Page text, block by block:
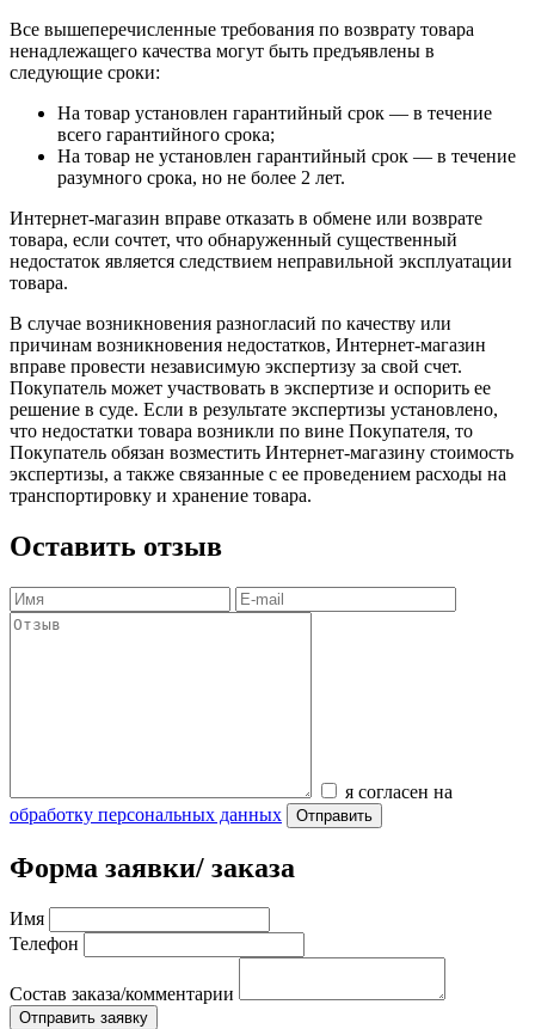
Все вышеперечисленные требования по возврату товара
ненадлежащего качества могут быть предъявлены в
следующие сроки:
На товар установлен гарантийный срок — в течение
всего гарантийного срока;
На товар не установлен гарантийный срок — в течение
разумного срока, но не более 2 лет.
Интернет-магазин вправе отказать в обмене или возврате
товара, если сочтет, что обнаруженный существенный
недостаток является следствием неправильной эксплуатации
товара.
В случае возникновения разногласий по качеству или
причинам возникновения недостатков, Интернет-магазин
вправе провести независимую экспертизу за свой счет.
Покупатель может участвовать в экспертизе и оспорить ее
решение в суде. Если в результате экспертизы установлено,
что недостатки товара возникли по вине Покупателя, то
Покупатель обязан возместить Интернет-магазину стоимость
экспертизы, а также связанные с ее проведением расходы на
транспортировку и хранение товара.
Оставить отзыв
я согласен на
обработку персональных данных
Отправить
Форма заявки/ заказа
Имя
Телефон
Состав заказа/комментарии
Отправить заявку